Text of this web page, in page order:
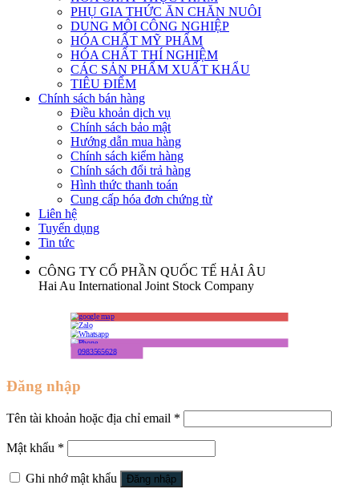
PHỤ GIA THỨC ĂN CHĂN NUÔI
DUNG MÔI CÔNG NGHIỆP
HÓA CHẤT MỸ PHẨM
HÓA CHẤT THÍ NGHIỆM
CÁC SẢN PHẨM XUẤT KHẨU
TIÊU ĐIỂM
Chính sách bán hàng
Điều khoản dịch vụ
Chính sách bảo mật
Hướng dẫn mua hàng
Chính sách kiểm hàng
Chính sách đổi trả hàng
Hình thức thanh toán
Cung cấp hóa đơn chứng từ
Liên hệ
Tuyển dụng
Tin tức
CÔNG TY CỔ PHẦN QUỐC TẾ HẢI ÂU
Hai Au International Joint Stock Company
0983565628
Đăng nhập
Tên tài khoản hoặc địa chỉ email *
Mật khẩu *
Ghi nhớ mật khẩu Đăng nhập